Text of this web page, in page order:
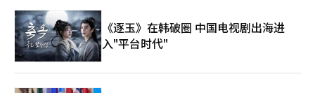
《逐玉》在韩破圈 中国电视剧出海进
入"平台时代"